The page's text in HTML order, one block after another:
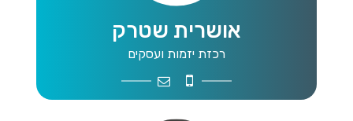
אושרית שטרק
רכזת יזמות ועסקים
052-3403714
Job3@mwg.org.il